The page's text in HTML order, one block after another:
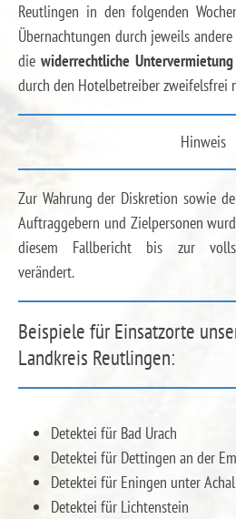
Reutlingen in den folgenden
Übernachtungen durch jeweils
die widerrechtliche Untervermietung
durch den Hotelbetreiber zweifelsfrei
Hinweis
Zur Wahrung der Diskretion sowie
Auftraggebern und Zielpersonen
diesem Fallbericht bis zur
verändert.
Beispiele für Einsatzorte
Landkreis Reutlingen:
Detektei für Bad Urach
Detektei für Dettingen an der
Detektei für Eningen unter
Detektei für Lichtenstein